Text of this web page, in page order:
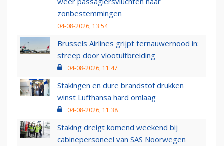
zonbestemmingen
04-08-2026, 13:54
Brussels Airlines grijpt ternauwernood in:
streep door vlootuitbreiding
04-08-2026, 11:47
Stakingen en dure brandstof drukken
winst Lufthansa hard omlaag
04-08-2026, 11:38
Staking dreigt komend weekend bij
cabinepersoneel van SAS Noorwegen